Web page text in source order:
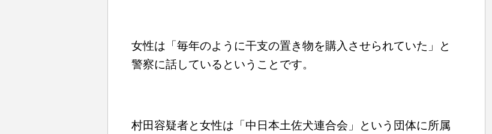
女性は「毎年のように干支の置き物を購入させられていた」と
警察に話しているということです。
村田容疑者と女性は「中日本土佐犬連合会」という団体に所属